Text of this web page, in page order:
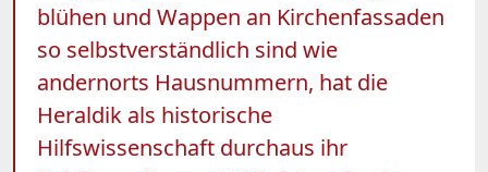
blühen und Wappen an Kirchenfassaden
so selbstverständlich sind wie
andernorts Hausnummern, hat die
Heraldik als historische
Hilfswissenschaft durchaus ihr